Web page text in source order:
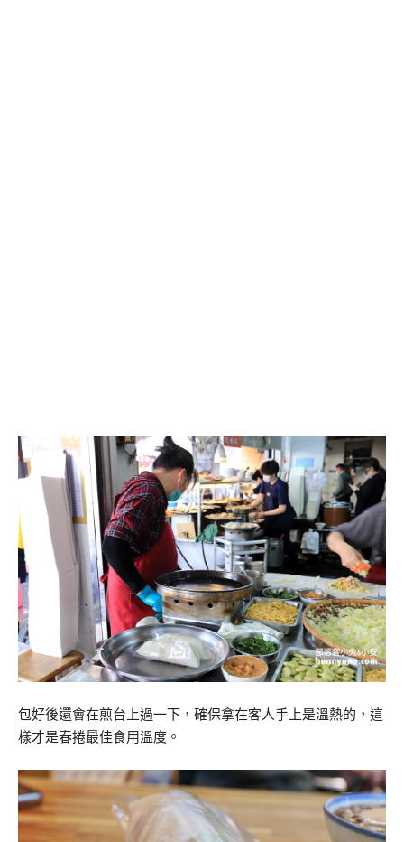
包好後還會在煎台上過一下，確保拿在客人手上是溫熱的，這
樣才是春捲最佳食用溫度。